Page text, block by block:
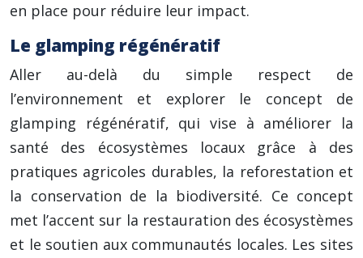
en place pour réduire leur impact.
Le glamping régénératif
Aller au-delà du simple respect de
l’environnement et explorer le concept de
glamping régénératif, qui vise à améliorer la
santé des écosystèmes locaux grâce à des
pratiques agricoles durables, la reforestation et
la conservation de la biodiversité. Ce concept
met l’accent sur la restauration des écosystèmes
et le soutien aux communautés locales. Les sites